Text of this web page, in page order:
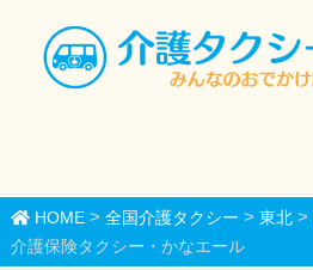
HOME> 全国介護タクシー > 東北>
介護保険タクシー・かなエール